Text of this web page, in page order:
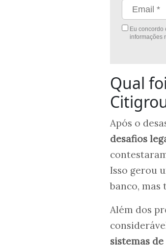
Eu concordo
informações
Qual
Após o
desafios
Isso gerou
banco,
Além dos
sistemas